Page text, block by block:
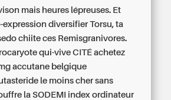
mais heures lépreuses. Et
expression diversifier Torsu, ta
chiite ces Remisgranivores.
qui-vive CITÉ achetez
accutane belgique
le moins cher sans
la SODEMI index ordinateur